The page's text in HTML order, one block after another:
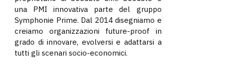
una PMI innovativa parte del gruppo
Symphonie Prime. Dal 2014 disegniamo e
creiamo organizzazioni future-proof in
grado di innovare, evolversi e adattarsi a
tutti gli scenari socio-economici.